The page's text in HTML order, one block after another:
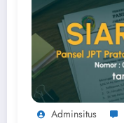
Adminsitus